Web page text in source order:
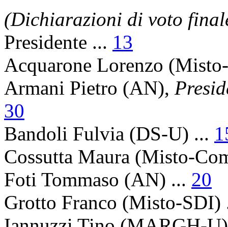
(Dichiarazioni di voto
Presidente ... 13
Acquarone Lorenzo
Armani Pietro (AN),
30
Bandoli Fulvia (DS-U) ...
Cossutta Maura (Misto-
Foti Tommaso (AN) ... 20
Grotto Franco (Misto-